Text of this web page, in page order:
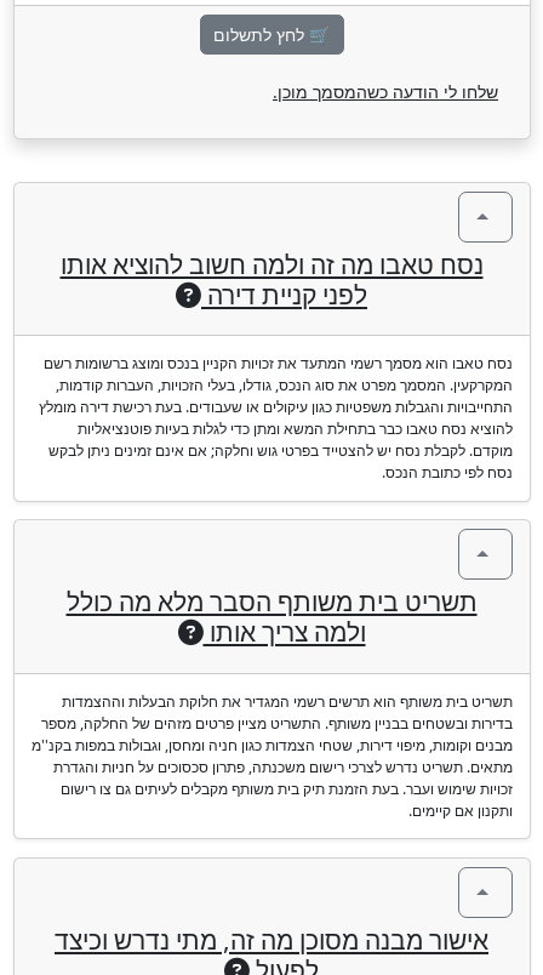
🛒 לחץ לתשלום
שלחו לי הודעה כשהמסמך מוכן.
נסח טאבו מה זה ולמה חשוב להוציא אותו
לפני קניית דירה
נסח טאבו הוא מסמך רשמי המתעד את זכויות הקניין בנכס ומוצג ברשומות רשם
המקרקעין. המסמך מפרט את סוג הנכס, גודלו, בעלי הזכויות, העברות קודמות,
התחייבויות והגבלות משפטיות כגון עיקולים או שעבודים. בעת רכישת דירה מומלץ
להוציא נסח טאבו כבר בתחילת המשא ומתן כדי לגלות בעיות פוטנציאליות
מוקדם. לקבלת נסח יש להצטייד בפרטי גוש וחלקה; אם אינם זמינים ניתן לבקש
נסח לפי כתובת הנכס.
תשריט בית משותף הסבר מלא מה כולל
ולמה צריך אותו
תשריט בית משותף הוא תרשים רשמי המגדיר את חלוקת הבעלות וההצמדות
בדירות ובשטחים בבניין משותף. התשריט מציין פרטים מזהים של החלקה, מספר
מבנים וקומות, מיפוי דירות, שטחי הצמדות כגון חניה ומחסן, וגבולות במפות בקנ''מ
מתאים. תשריט נדרש לצרכי רישום משכנתה, פתרון סכסוכים על חניות והגדרת
זכויות שימוש ועבר. בעת הזמנת תיק בית משותף מקבלים לעיתים גם צו רישום
ותקנון אם קיימים.
אישור מבנה מסוכן מה זה, מתי נדרש וכיצד